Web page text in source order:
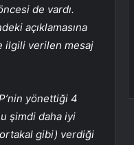
de vardı.
açıklamasına
ilgili verilen mesaj
yönettiği 4
şimdi daha iyi
gibi) verdiği